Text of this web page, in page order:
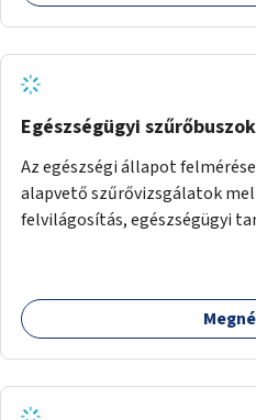
Egészségügyi szűrőbuszok
Az egészségi állapot
alapvető szűrővizsgálatok
felvilágosítás, egészségügyi